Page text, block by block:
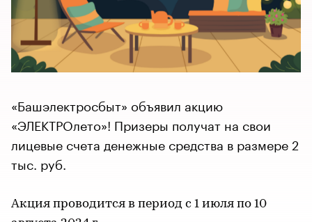
«Башэлектросбыт» объявил акцию
«ЭЛЕКТРОлето»! Призеры получат на свои
лицевые счета денежные средства в размере 2
тыс. руб.
Акция проводится в период с 1 июля по 10